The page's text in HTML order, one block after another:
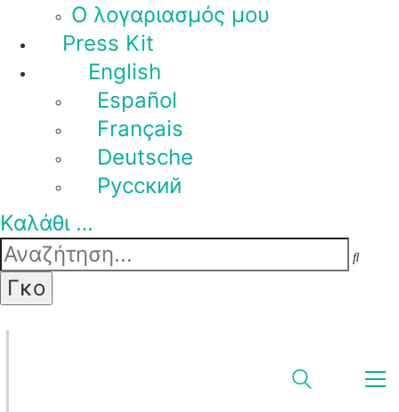
Ο λογαριασμός μου
Press Kit
English
Español
Français
Deutsche
Pусский
Καλάθι …